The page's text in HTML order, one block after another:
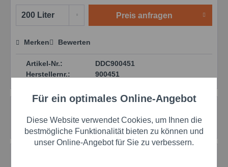
Preis anfragen
Preis anfragen
Merken Bewerten
Artikel-Nr.:
DDC900451
Herstellernr.:
900451
Transparenter einkomponentiger Kleb- und Dichtstoff:
Dowsil 732 Vertrauen Sie auf die Qualität...mehr
Funktionale Aktiv
Marketing Aktiv
Für ein optimales Online-Angebot
Diese Website verwendet Cookies, um Ihnen die
bestmögliche Funktionalität bieten zu können und
unser Online-Angebot für Sie zu verbessern.